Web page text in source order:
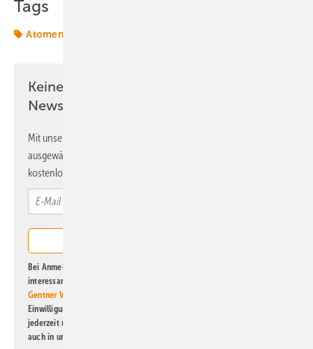
Tags
Atomenergie
Keine Zeit? Kein Problem mit dem ERE
Newsletter!
Mit unserem Newsletter erhalten Sie regelmäßig von uns
ausgewählte Informationen und Neuigkeiten, gebündelt und
kostenlos direkt ins Postfach.
Bei Anmeldung zu diesem Newsletter bin ich damit einverstanden, über
interessante Verlags- und Online-Angebote
Gentner Verlag GmbH & Co. KG
Einwilligung kann ich jederzeit widerrufen und eine Abmeldung ist
jederzeit möglich. Informationen zum Umgang mit Daten finden Sie
auch in unserer